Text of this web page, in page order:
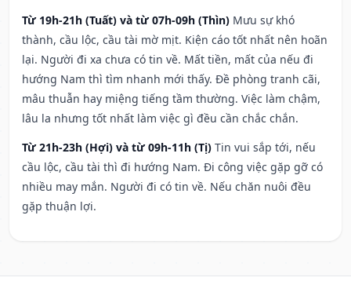
Từ 19h-21h (Tuất) và từ 07h-09h (Thìn) Mưu sự khó
thành, cầu lộc, cầu tài mờ mịt. Kiện cáo tốt nhất nên hoãn
lại. Người đi xa chưa có tin về. Mất tiền, mất của nếu đi
hướng Nam thì tìm nhanh mới thấy. Đề phòng tranh cãi,
mâu thuẫn hay miệng tiếng tầm thường. Việc làm chậm,
lâu la nhưng tốt nhất làm việc gì đều cần chắc chắn.
Từ 21h-23h (Hợi) và từ 09h-11h (Tị) Tin vui sắp tới, nếu
cầu lộc, cầu tài thì đi hướng Nam. Đi công việc gặp gỡ có
nhiều may mắn. Người đi có tin về. Nếu chăn nuôi đều
gặp thuận lợi.